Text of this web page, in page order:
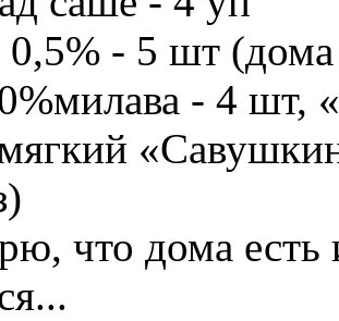
- 5 шт (дома
- 4 шт,
что дома есть